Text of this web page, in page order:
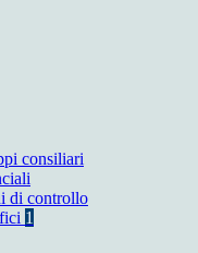
consiliari
di controllo
1